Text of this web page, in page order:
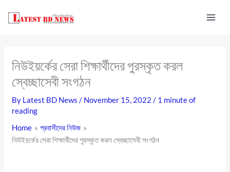
নিউইয়র্কের সেরা শিক্ষার্থীদের পুরস্কৃত করল
স্বেচ্ছাসেবী সংগঠন
By Latest BD News/ November 15, 2022/ 1 minute of
reading
Home
প্রবাসীদের নিউজ
নিউইয়র্কের সেরা শিক্ষার্থীদের পুরস্কৃত করল স্বেচ্ছাসেবী সংগঠন